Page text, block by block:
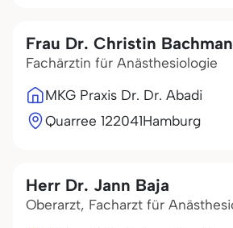
Frau Dr. Christin
Fachärztin für Anästhesiologie
MKG Praxis Dr. Dr. Abadi
Quarree 122041Hamburg
Herr Dr. Jann Baja
Oberarzt, Facharzt für